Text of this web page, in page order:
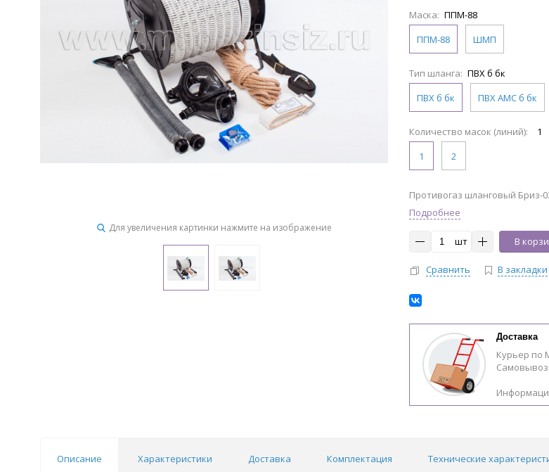
Для увеличения картинки нажмите на изображение
Маска: ППМ-88
ППМ-88
ШМП
Тип шланга: ПВХ б бк
ПВХ б бк
ПВХ АМС б бк
Количество масок (линий):
1
1
2
Противогаз шланговый Бриз-
Подробнее
шт В
Сравнить В закладки
Доставка
Курьер по
Самовывоз
Описание Характеристики Доставка Комплектация Технические